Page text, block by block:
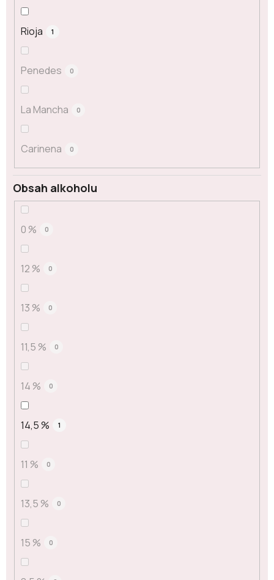
Rioja 1
Penedes 0
La Mancha 0
Carinena 0
Obsah alkoholu
0 % 0
12 % 0
13 % 0
11,5 % 0
14 % 0
14,5 % 1
11 % 0
13,5 % 0
15 % 0